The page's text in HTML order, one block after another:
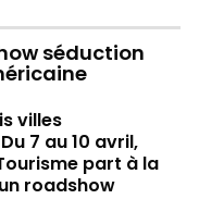
séduction
villes
7 au 10 avril,
part à la
roadshow